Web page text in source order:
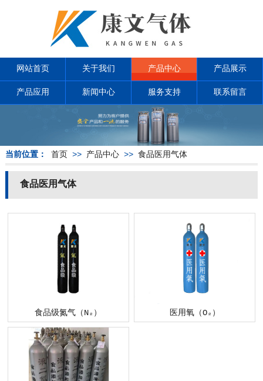
网站首页 关于我们 产品中心 产品展示
产品应用 新闻中心 服务支持 联系留言
当前位置： 首页 >> 产品中心>> 食品医用气体
食品医用气体
食品级氮气（N₂） 医用氧（O₂）